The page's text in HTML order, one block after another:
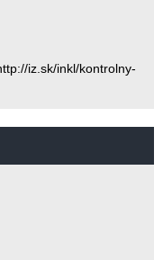
inkl/kontrolny-